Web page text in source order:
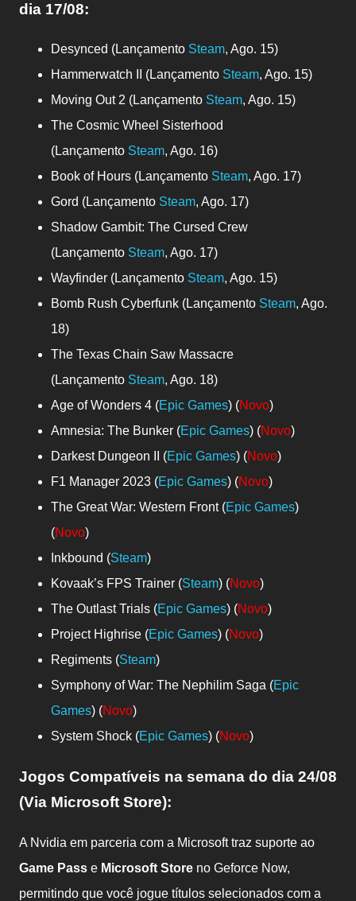
dia 17/08:
Desynced (Lançamento Steam, Ago. 15)
Hammerwatch II (Lançamento Steam, Ago. 15)
Moving Out 2 (Lançamento Steam, Ago. 15)
The Cosmic Wheel Sisterhood
(Lançamento Steam, Ago. 16)
Book of Hours (Lançamento Steam, Ago. 17)
Gord (Lançamento Steam, Ago. 17)
Shadow Gambit: The Cursed Crew
(Lançamento Steam, Ago. 17)
Wayfinder (Lançamento Steam, Ago. 15)
Bomb Rush Cyberfunk (Lançamento Steam, Ago.
18)
The Texas Chain Saw Massacre
(Lançamento Steam, Ago. 18)
Age of Wonders 4 (Epic Games) (Novo)
Amnesia: The Bunker (Epic Games) (Novo)
Darkest Dungeon II (Epic Games) (Novo)
F1 Manager 2023 (Epic Games) (Novo)
The Great War: Western Front (Epic Games)
(Novo)
Inkbound (Steam)
Kovaak’s FPS Trainer (Steam) (Novo)
The Outlast Trials (Epic Games) (Novo)
Project Highrise (Epic Games) (Novo)
Regiments (Steam)
Symphony of War: The Nephilim Saga (Epic
Games) (Novo)
System Shock (Epic Games) (Novo)
Jogos Compatíveis na semana do dia 24/08
(Via Microsoft Store):
A Nvidia em parceria com a Microsoft traz suporte ao
Game Pass e Microsoft Store no Geforce Now,
permitindo que você jogue títulos selecionados com a